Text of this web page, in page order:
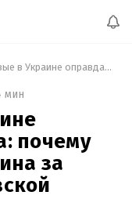
Суд впервые в Украине оправдал оккупанта: почему не осудили россиянина за мародерство в Киевской области
мин
почему
за